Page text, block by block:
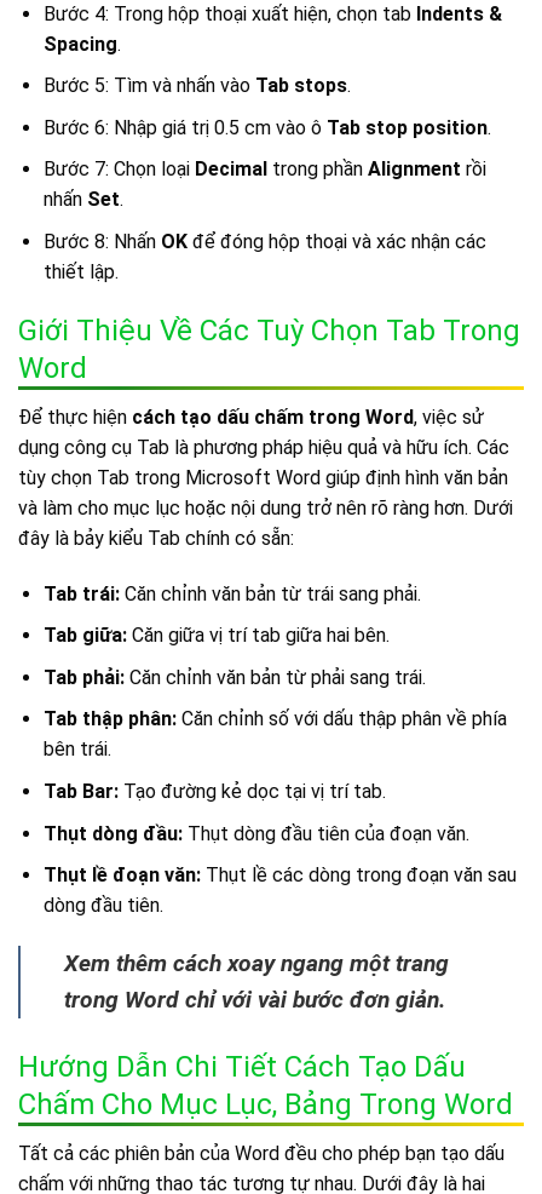
Bước 4: Trong hộp thoại xuất hiện, chọn tab Indents &
Spacing.
Bước 5: Tìm và nhấn vào Tab stops.
Bước 6: Nhập giá trị 0.5 cm vào ô Tab stop position.
Bước 7: Chọn loại Decimal trong phần Alignment rồi
nhấn Set.
Bước 8: Nhấn OKđể đóng hộp thoại và xác nhận các
thiết lập.
Giới Thiệu Về Các Tuỳ Chọn Tab Trong
Word
Để thực hiện cách tạo dấu chấm trong Word, việc sử
dụng công cụ Tab là phương pháp hiệu quả và hữu ích. Các
tùy chọn Tab trong Microsoft Word giúp định hình văn bản
và làm cho mục lục hoặc nội dung trở nên rõ ràng hơn. Dưới
đây là bảy kiểu Tab chính có sẵn:
Tab trái:Căn chỉnh văn bản từ trái sang phải.
Tab giữa:Căn giữa vị trí tab giữa hai bên.
Tab phải:Căn chỉnh văn bản từ phải sang trái.
Tab thập phân:Căn chỉnh số với dấu thập phân về phía
bên trái.
Tab Bar:Tạo đường kẻ dọc tại vị trí tab.
Thụt dòng đầu:Thụt dòng đầu tiên của đoạn văn.
Thụt lề đoạn văn:Thụt lề các dòng trong đoạn văn sau
dòng đầu tiên.
Xem thêm cách xoay ngang một trang
trong Word chỉ với vài bước đơn giản.
Hướng Dẫn Chi Tiết Cách Tạo Dấu
Chấm Cho Mục Lục, Bảng Trong Word
Tất cả các phiên bản của Word đều cho phép bạn tạo dấu
chấm với những thao tác tương tự nhau. Dưới đây là hai